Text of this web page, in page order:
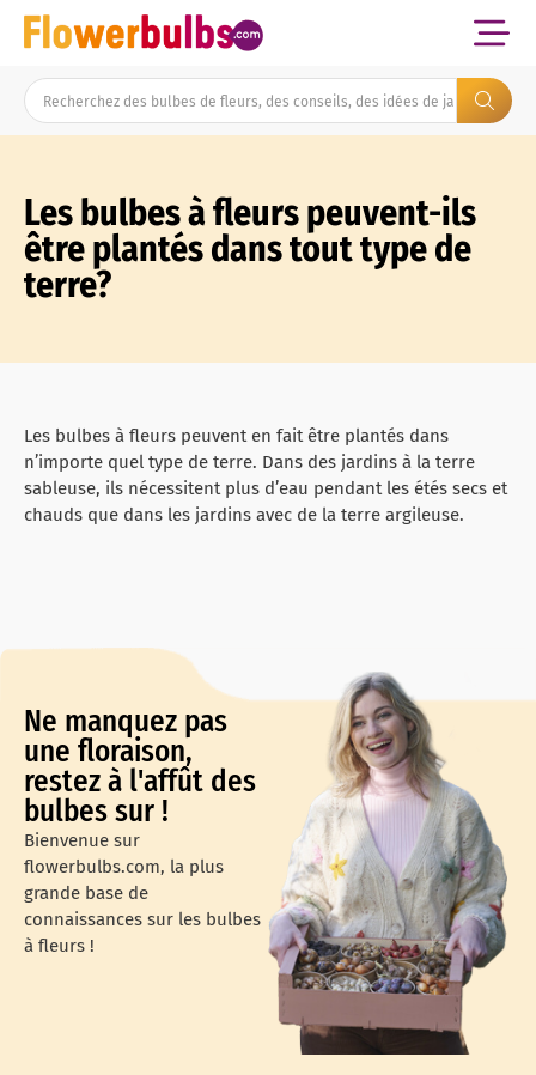
Les bulbes à fleurs peuvent-ils
être plantés dans tout type de
terre?
Les bulbes à fleurs peuvent en fait être plantés dans
n’importe quel type de terre. Dans des jardins à la terre
sableuse, ils nécessitent plus d’eau pendant les étés secs et
chauds que dans les jardins avec de la terre argileuse.
Ne manquez pas
une floraison,
restez à l'affût des
bulbes sur !
Bienvenue sur
flowerbulbs.com, la plus
grande base de
connaissances sur les bulbes
à fleurs !